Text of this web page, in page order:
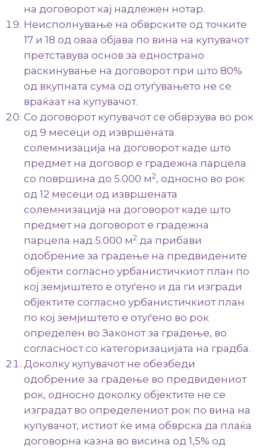
на договорот кај надлежен нотар.
Неисполнување на обврските од точките
17 и 18 од оваа објава по вина на купувачот
претставува основ за еднострано
раскинување на договорот при што 80%
од вкупната сума од отуѓувањето не се
враќаат на купувачот.
Со договорот купувачот се обврзува во рок
од 9 месеци од извршената
солемнизација на договорот каде што
предмет на договор е градежна парцела
со површина до 5.000 м2, односно во рок
од 12 месеци од извршената
солемнизација на договорот каде што
предмет на договорот е градежна
парцела над 5.000 м2 да прибави
одобрение за градење на предвидените
објекти согласно урбанистичкиот план по
кој земјиштето е отуѓено и да ги изгради
објектите согласно урбанистичкиот план
по кој земјиштето е отуѓено во рок
определен во Законот за градење, во
согласност со категоризацијата на градба.
Доколку купувачот не обезбеди
одобрение за градење во предвидениот
рок, односно доколку објектите не се
изградат во определениот рок по вина на
купувачот, истиот ќе има обврска да плаќа
договорна казна во висина од 1,5% од